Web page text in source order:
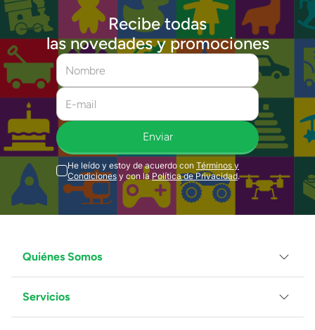
Recibe todas
las novedades y promociones
Enviar
He leído y estoy de acuerdo con Términos y
Condiciones y con la Política de Privacidad.
Quiénes Somos
Grupo Juguetron
Localiza tu tienda
Servicios